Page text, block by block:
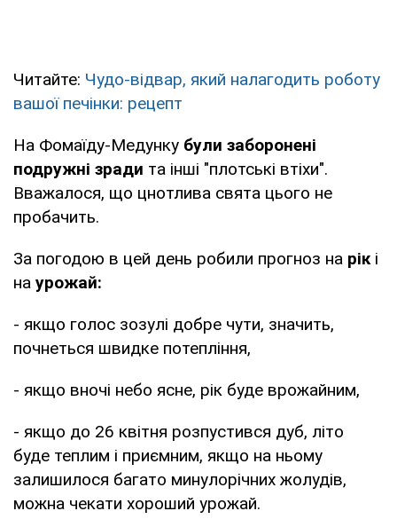
Читайте: Чудо-відвар, який налагодить роботу
вашої печінки: рецепт
На Фомаїду-Медунку були заборонені
подружні зради та інші "плотські втіхи".
Вважалося, що цнотлива свята цього не
пробачить.
За погодою в цей день робили прогноз на рікі
на урожай:
- якщо голос зозулі добре чути, значить,
почнеться швидке потепління,
- якщо вночі небо ясне, рік буде врожайним,
- якщо до 26 квітня розпустився дуб, літо
буде теплим і приємним, якщо на ньому
залишилося багато минулорічних жолудів,
можна чекати хороший урожай.